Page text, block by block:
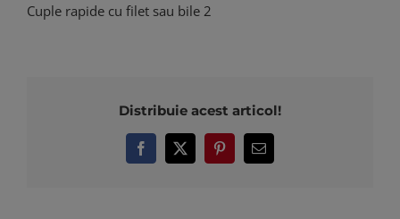
Cuple rapide cu filet sau bile 2
Distribuie acest articol!
Facebook
X Pinterest
E-
mail: